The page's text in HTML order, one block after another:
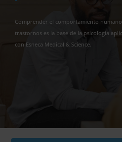
Comprender el comportamiento
trastornos es la base de la psicología
con Esneca Medical & Science.